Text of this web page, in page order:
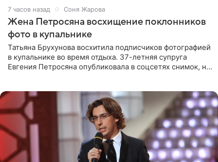
7 часов назад Соня Жарова
Жена Петросяна восхищение поклонников
фото в купальнике
Татьяна Брухунова восхитила подписчиков фотографией
в купальнике во время отдыха. 37-летняя супруга
Евгения Петросяна опубликовала в соцсетях снимок, на